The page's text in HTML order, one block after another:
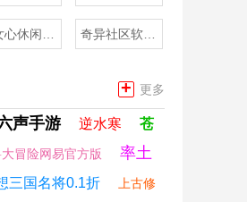
+ 更多
声手游 逆水寒
苍
大冒险网易官方版
率土
三国名将0.1折 上古修